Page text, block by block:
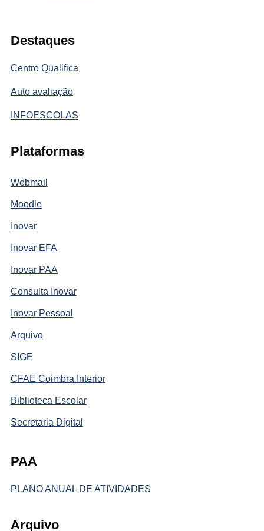
Destaques
Centro Qualifica
Auto avaliação
INFOESCOLAS
Plataformas
Webmail
Moodle
Inovar
Inovar EFA
Inovar PAA
Consulta Inovar
Inovar Pessoal
Arquivo
SIGE
CFAE Coimbra Interior
Biblioteca Escolar
Secretaria Digital
PAA
PLANO ANUAL DE ATIVIDADES
Arquivo